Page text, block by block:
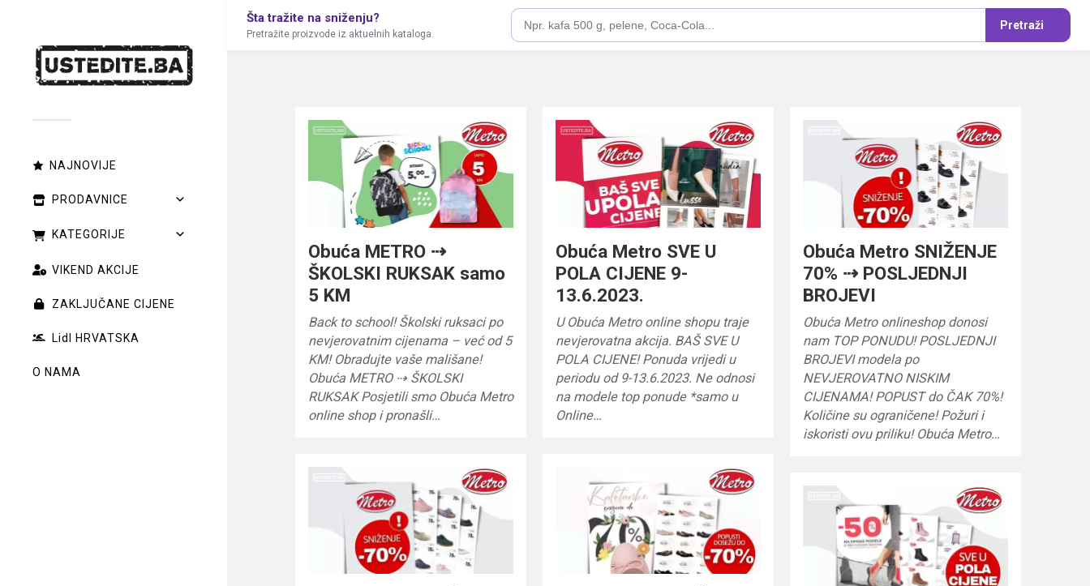
NAJNOVIJE
PRODAVNICE
KATEGORIJE
VIKEND AKCIJE
ZAKLJUČANE CIJENE
Lidl HRVATSKA
O NAMA
Šta tražite na sniženju?
Pretražite proizvode iz aktuelnih kataloga.
Pretraži
Obuća METRO ⇢
ŠKOLSKI RUKSAK samo
5 KM
Back to school! Školski ruksaci po
nevjerovatnim cijenama – već od 5
KM! Obradujte vaše mališane!
Obuća METRO ⇢ ŠKOLSKI
RUKSAK Posjetili smo Obuća Metro
online shop i pronašli…
Obuća Metro SVE U
POLA CIJENE 9-
13.6.2023.
U Obuća Metro online shopu traje
nevjerovatna akcija. BAŠ SVE U
POLA CIJENE! Ponuda vrijedi u
periodu od 9-13.6.2023. Ne odnosi
na modele top ponude *samo u
Online…
Obuća Metro SNIŽENJE
70% ⇢ POSLJEDNJI
BROJEVI
Obuća Metro onlineshop donosi
nam TOP PONUDU! POSLJEDNJI
BROJEVI modela po
NEVJEROVATNO NISKIM
CIJENAMA! POPUST do ČAK 70%!
Količine su ograničene! Požuri i
iskoristi ovu priliku! Obuća Metro…